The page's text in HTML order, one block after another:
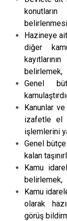
belirlenmesi
Hazineye
diğer
belirlemek,
Genel
Kanunlar
izafetle el
işlemlerini
Genel
kalan
Kamu
belirlemek,
Kamu
olarak
görüş